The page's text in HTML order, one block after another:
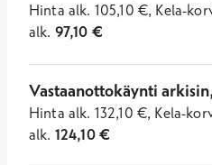
Hinta alk. 105,10 €, Kela-
alk. 97,10 €
Vastaanottokäynti
Hinta alk. 132,10 €, Kela-
alk. 124,10€